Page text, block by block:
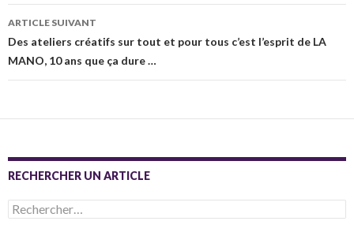
articles
ARTICLE SUIVANT
Des ateliers créatifs sur tout et pour tous c’est l’esprit de LA
MANO, 10 ans que ça dure …
RECHERCHER UN ARTICLE
Rechercher :